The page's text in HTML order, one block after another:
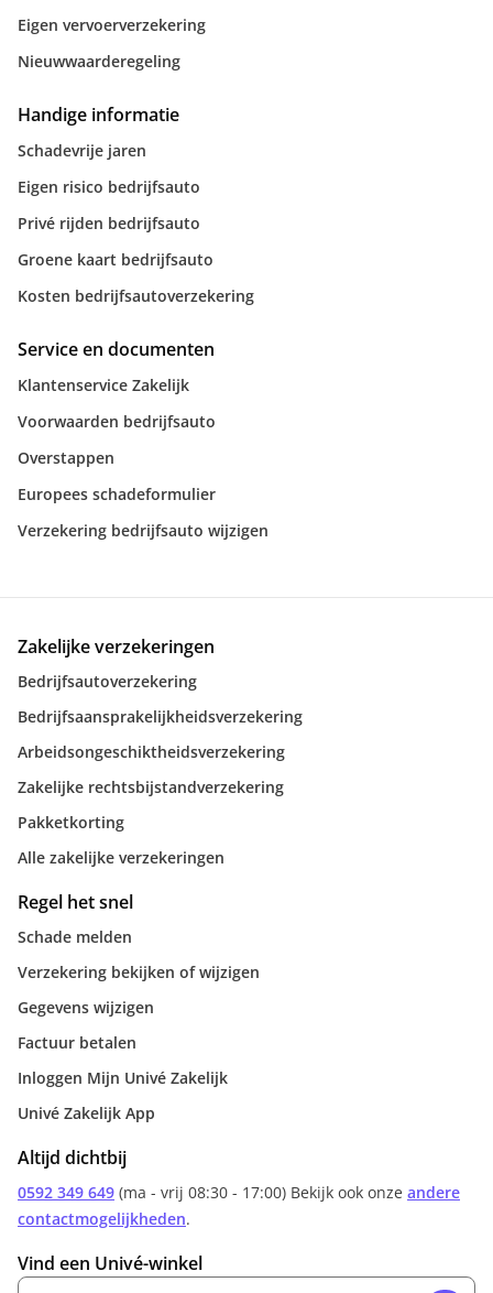
Eigen vervoerverzekering
Nieuwwaarderegeling
Handige informatie
Schadevrije jaren
Eigen risico bedrijfsauto
Privé rijden bedrijfsauto
Groene kaart bedrijfsauto
Kosten bedrijfsautoverzekering
Service en documenten
Klantenservice Zakelijk
Voorwaarden bedrijfsauto
Overstappen
Europees schadeformulier
Verzekering bedrijfsauto wijzigen
Zakelijke verzekeringen
Bedrijfsautoverzekering
Bedrijfsaansprakelijkheidsverzekering
Arbeidsongeschiktheidsverzekering
Zakelijke rechtsbijstandverzekering
Pakketkorting
Alle zakelijke verzekeringen
Regel het snel
Schade melden
Verzekering bekijken of wijzigen
Gegevens wijzigen
Factuur betalen
Inloggen Mijn Univé Zakelijk
Univé Zakelijk App
Altijd dichtbij
0592 349 649 (ma - vrij 08:30 - 17:00) Bekijk ook onze andere
contactmogelijkheden.
Vind een Univé-winkel